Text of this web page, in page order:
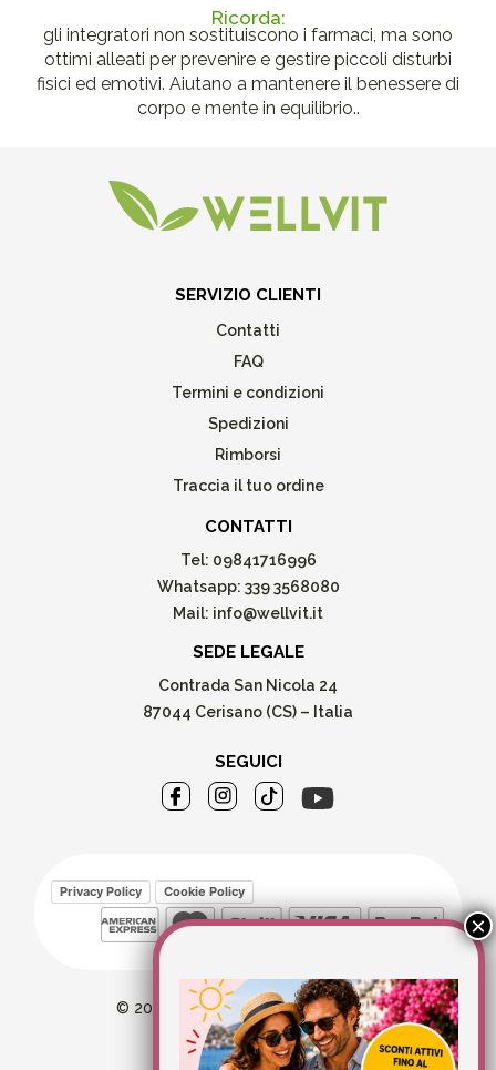
Ricorda:
gli integratori non sostituiscono i farmaci, ma sono
ottimi alleati per prevenire e gestire piccoli disturbi
fisici ed emotivi. Aiutano a mantenere il benessere di
corpo e mente in equilibrio..
SERVIZIO CLIENTI
Contatti
FAQ
Termini e condizioni
Spedizioni
Rimborsi
Traccia il tuo ordine
CONTATTI
Tel: 09841716996
Whatsapp: 339 3568080
Mail: info@wellvit.it
SEDE LEGALE
Contrada San Nicola 24
87044 Cerisano (CS) – Italia
SEGUICI
Privacy Policy Cookie Policy
© 2026 Wellvit All Rights Reserved
Credits:Aries comunica